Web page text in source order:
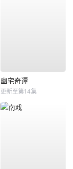
幽宅奇谭
更新至第14集